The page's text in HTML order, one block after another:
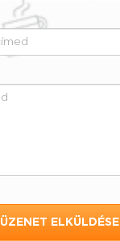
ÜZENET ELKÜLDÉSE